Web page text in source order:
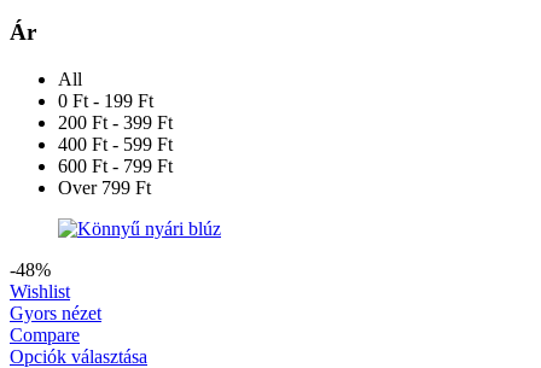
Ár
All
0 Ft - 199 Ft
200 Ft - 399 Ft
400 Ft - 599 Ft
600 Ft - 799 Ft
Over 799 Ft
-48%
Wishlist
Gyors nézet
Compare
Opciók választása